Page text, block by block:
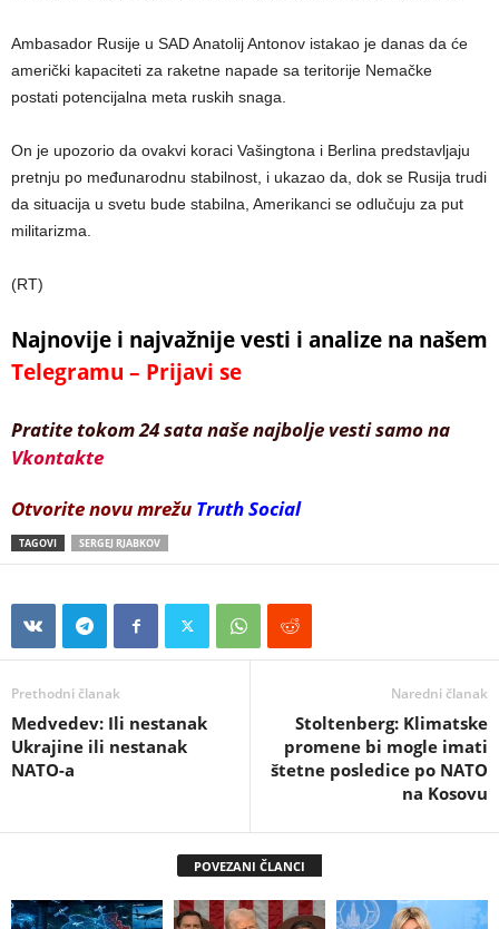
Ambasador Rusije u SAD Anatolij Antonov istakao je danas da će
američki kapaciteti za raketne napade sa teritorije Nemačke
postati potencijalna meta ruskih snaga.
On je upozorio da ovakvi koraci Vašingtona i Berlina predstavljaju
pretnju po međunarodnu stabilnost, i ukazao da, dok se Rusija trudi
da situacija u svetu bude stabilna, Amerikanci se odlučuju za put
militarizma.
(RT)
Najnovije i najvažnije vesti i analize na našem
Telegramu – Prijavi se
Pratite tokom 24 sata naše najbolje vesti samo na
Vkontakte
Otvorite novu mrežu Truth Social
TAGOVI SERGEJ RJABKOV
Prethodni članak
Medvedev: Ili nestanak
Ukrajine ili nestanak
NATO-a
Naredni članak
Stoltenberg: Klimatske
promene bi mogle imati
štetne posledice po NATO
na Kosovu
POVEZANI ČLANCI